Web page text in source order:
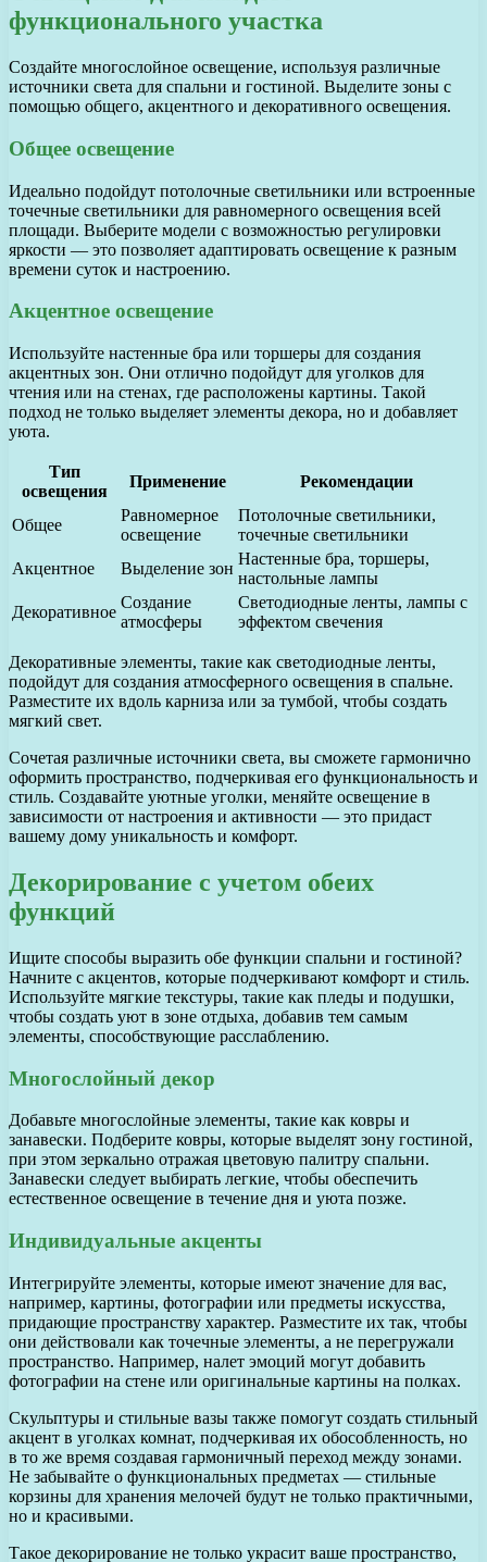
функционального участка
Создайте многослойное освещение, используя различные
источники света для спальни и гостиной. Выделите зоны с
помощью общего, акцентного и декоративного освещения.
Общее освещение
Идеально подойдут потолочные светильники или встроенные
точечные светильники для равномерного освещения всей
площади. Выберите модели с возможностью регулировки
яркости — это позволяет адаптировать освещение к разным
времени суток и настроению.
Акцентное освещение
Используйте настенные бра или торшеры для создания
акцентных зон. Они отлично подойдут для уголков для
чтения или на стенах, где расположены картины. Такой
подход не только выделяет элементы декора, но и добавляет
уюта.
Тип
освещения
Применение Рекомендации
Общее
Равномерное
освещение
Потолочные светильники,
точечные светильники
Акцентное
Выделение зон
Настенные бра, торшеры,
настольные лампы
Декоративное
Создание
атмосферы
Светодиодные ленты, лампы с
эффектом свечения
Декоративные элементы, такие как светодиодные ленты,
подойдут для создания атмосферного освещения в спальне.
Разместите их вдоль карниза или за тумбой, чтобы создать
мягкий свет.
Сочетая различные источники света, вы сможете гармонично
оформить пространство, подчеркивая его функциональность и
стиль. Создавайте уютные уголки, меняйте освещение в
зависимости от настроения и активности — это придаст
вашему дому уникальность и комфорт.
Декорирование с учетом обеих
функций
Ищите способы выразить обе функции спальни и гостиной?
Начните с акцентов, которые подчеркивают комфорт и стиль.
Используйте мягкие текстуры, такие как пледы и подушки,
чтобы создать уют в зоне отдыха, добавив тем самым
элементы, способствующие расслаблению.
Многослойный декор
Добавьте многослойные элементы, такие как ковры и
занавески. Подберите ковры, которые выделят зону гостиной,
при этом зеркально отражая цветовую палитру спальни.
Занавески следует выбирать легкие, чтобы обеспечить
естественное освещение в течение дня и уюта позже.
Индивидуальные акценты
Интегрируйте элементы, которые имеют значение для вас,
например, картины, фотографии или предметы искусства,
придающие пространству характер. Разместите их так, чтобы
они действовали как точечные элементы, а не перегружали
пространство. Например, налет эмоций могут добавить
фотографии на стене или оригинальные картины на полках.
Скульптуры и стильные вазы также помогут создать стильный
акцент в уголках комнат, подчеркивая их обособленность, но
в то же время создавая гармоничный переход между зонами.
Не забывайте о функциональных предметах — стильные
корзины для хранения мелочей будут не только практичными,
но и красивыми.
Такое декорирование не только украсит ваше пространство,